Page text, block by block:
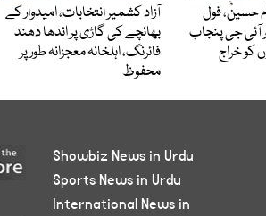
حسینؓ، فول
آئی جی پنجاب
کو خراج
آزاد کشمیر انتخابات، امیدوار کے
بھانچے کی گاڑی پر اندھا دھند
فائرنگ، اہلخانہ معجزانہ طور پر
محفوظ
Showbiz News in Urdu
Sports News in Urdu
International News in